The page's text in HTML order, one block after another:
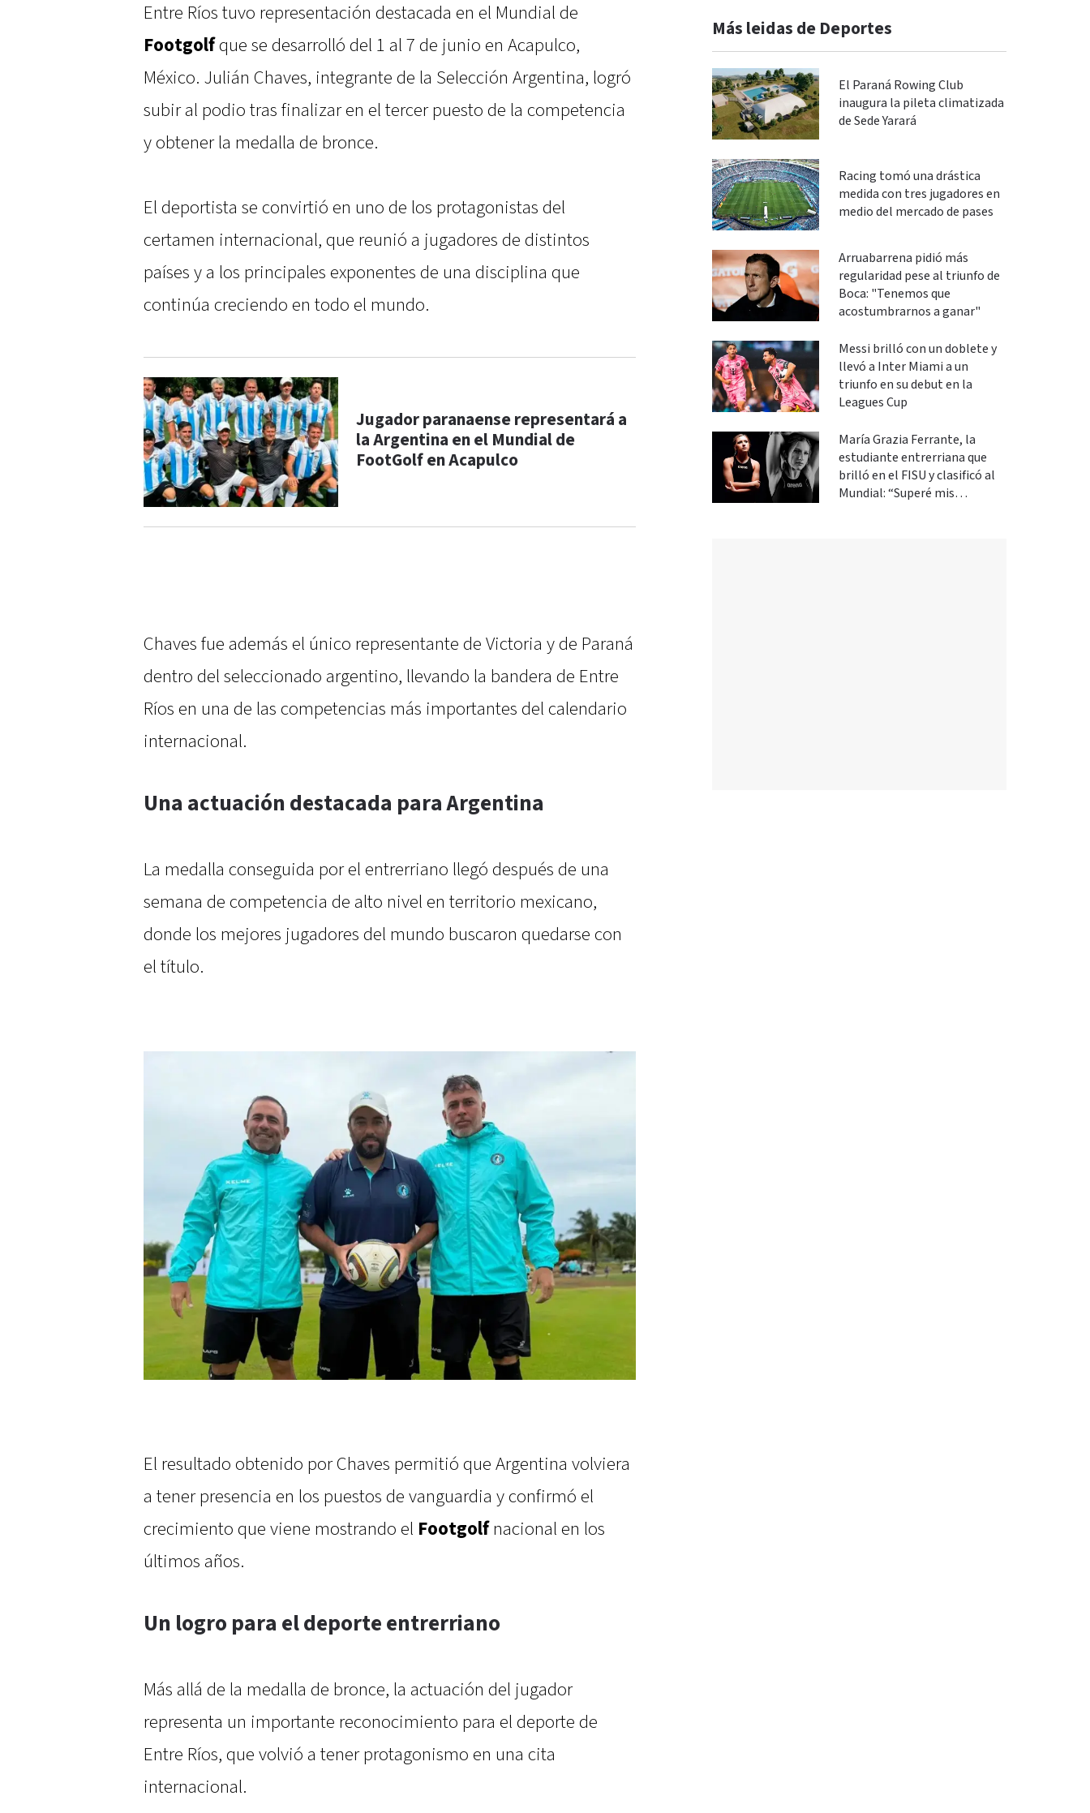
Entre Ríos tuvo representación destacada en el Mundial de
Footgolfque se desarrolló del 1 al 7 de junio en Acapulco,
México. Julián Chaves, integrante de la Selección Argentina, logró
subir al podio tras finalizar en el tercer puesto de la competencia
y obtener la medalla de bronce.
El deportista se convirtió en uno de los protagonistas del
certamen internacional, que reunió a jugadores de distintos
países y a los principales exponentes de una disciplina que
continúa creciendo en todo el mundo.
Jugador paranaense representará a
la Argentina en el Mundial de
FootGolf en Acapulco
Chaves fue además el único representante de Victoria y de Paraná
dentro del seleccionado argentino, llevando la bandera de Entre
Ríos en una de las competencias más importantes del calendario
internacional.
Una actuación destacada para Argentina
La medalla conseguida por el entrerriano llegó después de una
semana de competencia de alto nivel en territorio mexicano,
donde los mejores jugadores del mundo buscaron quedarse con
el título.
El resultado obtenido por Chaves permitió que Argentina volviera
a tener presencia en los puestos de vanguardia y confirmó el
crecimiento que viene mostrando el Footgolfnacional en los
últimos años.
Un logro para el deporte entrerriano
Más allá de la medalla de bronce, la actuación del jugador
representa un importante reconocimiento para el deporte de
Entre Ríos, que volvió a tener protagonismo en una cita
internacional.
Más leidas de Deportes
El Paraná Rowing Club
inaugura la pileta climatizada
de Sede Yarará
Racing tomó una drástica
medida con tres jugadores en
medio del mercado de pases
Arruabarrena pidió más
regularidad pese al triunfo de
Boca: "Tenemos que
acostumbrarnos a ganar"
Messi brilló con un doblete y
llevó a Inter Miami a un
triunfo en su debut en la
Leagues Cup
María Grazia Ferrante, la
estudiante entrerriana que
brilló en el FISU y clasificó al
Mundial: “Superé mis